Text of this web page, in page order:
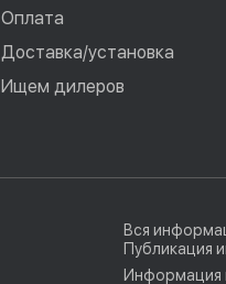
Оплата
Доставка/установка
Ищем дилеров
Вся
Публикация
Информация